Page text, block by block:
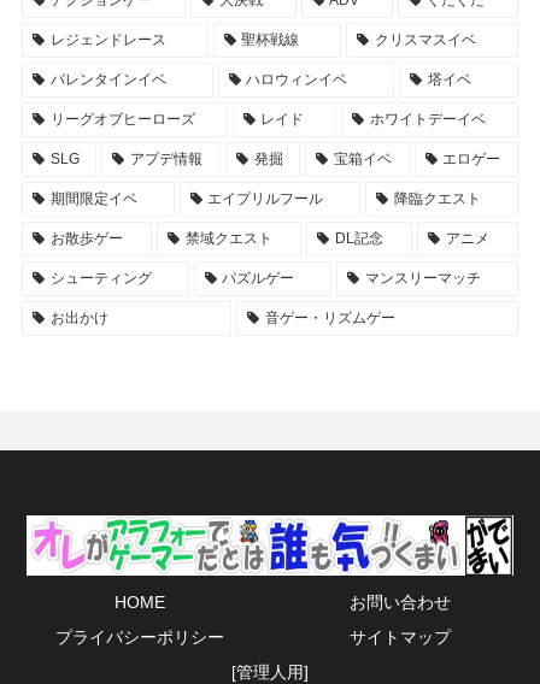
レジェンドレース 聖杯戦線 クリスマスイベ
バレンタインイベ ハロウィンイベ 塔イベ
リーグオブヒーローズ レイド ホワイトデーイベ
SLG アプデ情報 発掘 宝箱イベ エロゲー
期間限定イベ エイプリルフール 降臨クエスト
お散歩ゲー 禁域クエスト DL記念 アニメ
シューティング パズルゲー マンスリーマッチ
お出かけ 音ゲー・リズムゲー
HOME
お問い合わせ
プライバシーポリシー
サイトマップ
[管理人用]